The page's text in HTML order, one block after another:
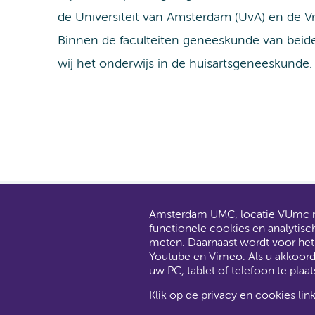
de Universiteit van Amsterdam (UvA) en de
Binnen de faculteiten geneeskunde van
wij het onderwijs in de huisartsgeneeskunde.
AMC en
Dit gaat
Amsterdam UMC, locatie VUmc
functionele cookies en
meten. Daarnaast wordt voor
Youtube en Vimeo. Als u
uw PC, tablet of telefoon te
Klik op de privacy en cookies